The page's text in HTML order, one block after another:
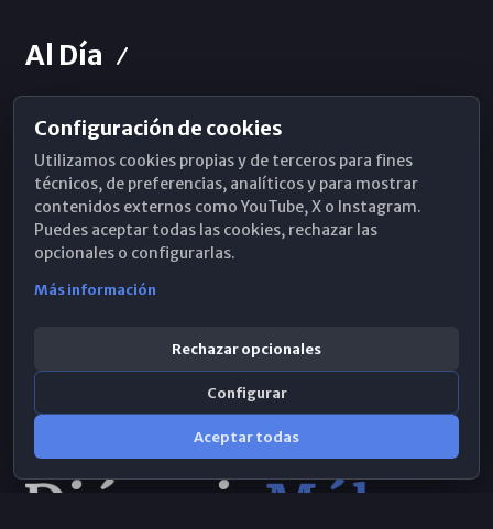
Al Día
Horarios de Misa
Hemeroteca
WhatsApp
Configuración de cookies
Utilizamos cookies propias y de terceros para fines
técnicos, de preferencias, analíticos y para mostrar
contenidos externos como YouTube, X o Instagram.
Puedes aceptar todas las cookies, rechazar las
opcionales o configurarlas.
Más información
Rechazar opcionales
Configurar
Aceptar todas